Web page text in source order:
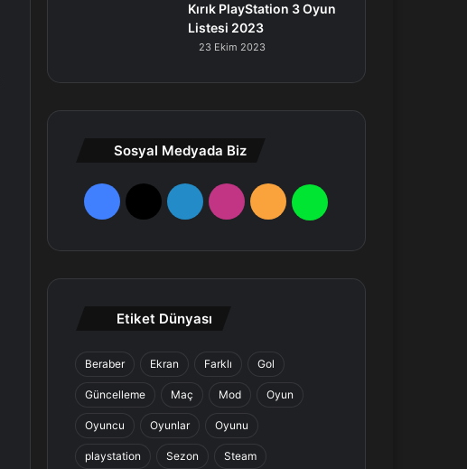
Kırık PlayStation 3 Oyun
Listesi 2023
23 Ekim 2023
Sosyal Medyada Biz
F
e
k
X
L
n
a
R
W
a
Etiket Dünyası
Beraber Ekran Farklı Gol
Güncelleme Maç Mod Oyun
Oyuncu Oyunlar Oyunu
playstation Sezon Steam